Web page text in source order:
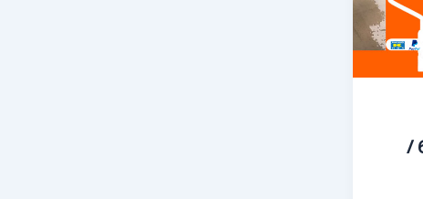
فني صباغ ميدان حولي / 66405052 /